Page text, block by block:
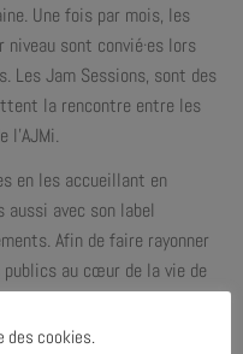
Une fois par mois, les
sont convié·es lors
Les Jam Sessions, sont des
la rencontre entre les
l’AJMi.
en les accueillant en
aussi avec son label
Afin de faire rayonner
au cœur de la vie de
toute l’année : AJMi
les U.E.O Musiques actuelles.
des cookies.